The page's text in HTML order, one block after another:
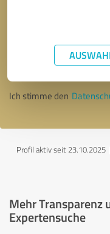
Ich stimme den
Profil aktiv seit 23.10.2025 |
Mehr Transparenz
Expertensuche